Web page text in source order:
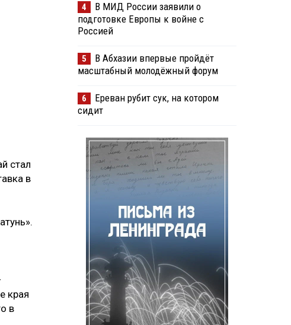
стал
в
края
в
4
В МИД России заявили о
подготовке Европы к войне с
Россией
5
В Абхазии впервые пройдёт
масштабный молодёжный форум
6
Ереван рубит сук, на котором
сидит